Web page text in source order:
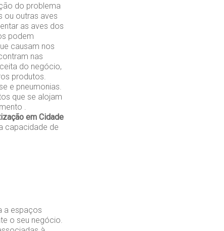
do problema
ou outras aves
as aves dos
podem
causam nos
nas
do negócio,
produtos.
e pneumonias.
que se alojam
.
em Cidade
capacidade de
a espaços
o seu negócio.